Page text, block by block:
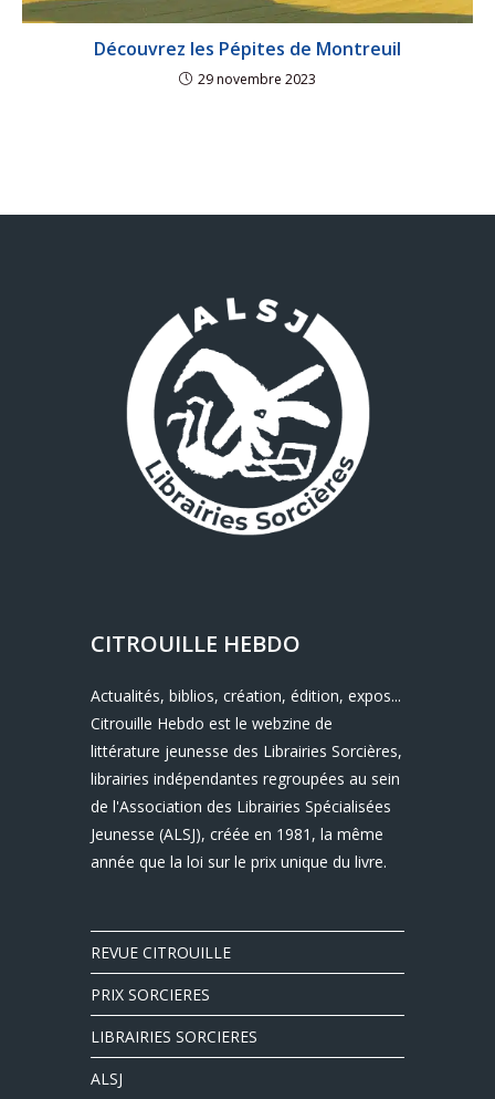
Découvrez les Pépites de Montreuil
29 novembre 2023
CITROUILLE HEBDO
Actualités, biblios, création, édition, expos...
Citrouille Hebdo est le webzine de
littérature jeunesse des Librairies Sorcières,
librairies indépendantes regroupées au sein
de l'Association des Librairies Spécialisées
Jeunesse (ALSJ), créée en 1981, la même
année que la loi sur le prix unique du livre.
REVUE CITROUILLE
PRIX SORCIERES
LIBRAIRIES SORCIERES
ALSJ